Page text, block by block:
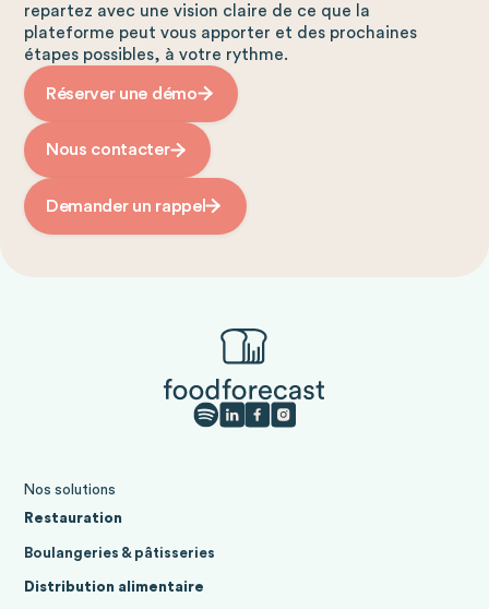
repartez avec une vision claire de ce que la
plateforme peut vous apporter et des prochaines
étapes possibles, à votre rythme.
Réserver une démo
Nous contacter
Demander un rappel
Nos solutions
Restauration
Boulangeries & pâtisseries
Distribution alimentaire